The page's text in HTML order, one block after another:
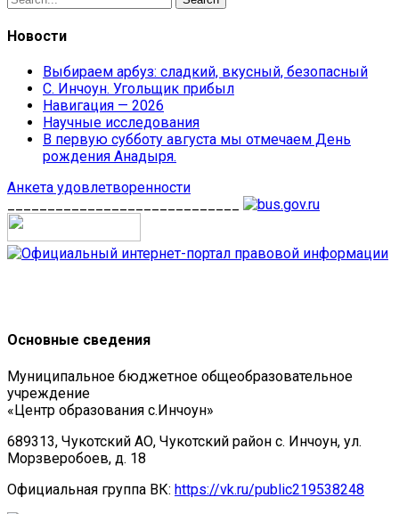
Новости
Выбираем арбуз: сладкий, вкусный, безопасный
С. Инчоун. Угольщик прибыл
Навигация — 2026
Научные исследования
В первую субботу августа мы отмечаем День
рождения Анадыря.
Анкета удовлетворенности
Основные сведения
Муниципальное бюджетное общеобразовательное
учреждение
«Центр образования с.Инчоун»
689313, Чукотский АО, Чукотский район с. Инчоун, ул.
Морзверобоев, д. 18
Официальная группа ВК: https://vk.ru/public219538248